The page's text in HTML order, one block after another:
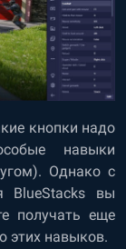
кнопки надо
навыки
Однако с
BlueStacks вы
получать еще
этих навыков.